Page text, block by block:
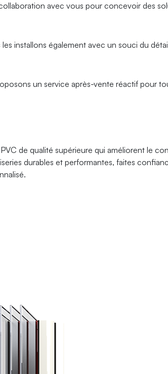
avec vous pour concevoir des
installons également avec un souci du
un service après-vente réactif pour
de qualité supérieure qui améliorent le
durables et performantes, faites